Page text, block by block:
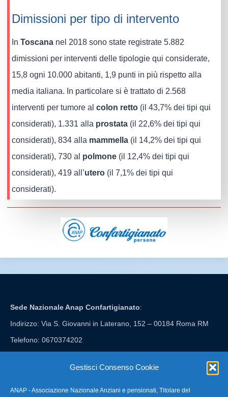
Gestisci Consenso Cookie
ANAP - Associazione Nazionale Anziani e pensionati, Titolare del
Dimissioni per tipo di intervento
InToscana nel 2018 sono state registrate 5.882
dimissioni per interventi delle tipologie qui considerate,
15,8 ogni 10.000 abitanti, 1,9 punti in più rispetto alla
media italiana. In particolare si è trattato di 2.568
interventi per tumore alcolon retto (il 43,7% dei tipi qui
considerati), 1.331 alla prostata (il 22,6% dei tipi qui
considerati), 834 alla mammella (il 14,2% dei tipi qui
considerati), 730 al polmone (il 12,4% dei tipi qui
considerati), 419 all’utero (il 7,1% dei tipi qui
considerati).
Sede Nazionale Anap Confartigianato:
Indirizzo: Via S. Giovanni in Laterano, 152 – 00184 Roma RM
Telefono: 0670374202